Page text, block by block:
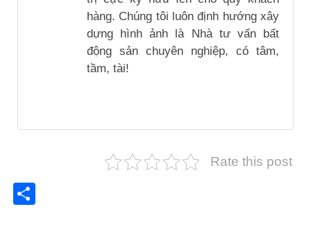
hàng. Chúng tôi luôn định hướng xây
dựng hình ảnh là Nhà tư vấn bất
động sản chuyên nghiệp, có tâm,
tầm, tài!
Rate this post